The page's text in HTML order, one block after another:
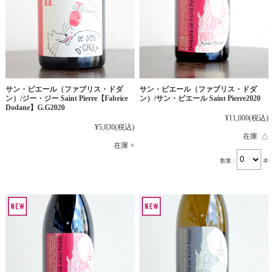
サン・ピエール（ファブリス・ドダ
ン）/ジー・ジー Saint Pierre【Fabrice
Dodane】G.G2020
¥5,830(税込)
在庫 ×
サン・ピエール（ファブリス・ドダ
ン）/サン・ピエール Saint Pierre2020
¥11,000(税込)
在庫 △
数量： 本